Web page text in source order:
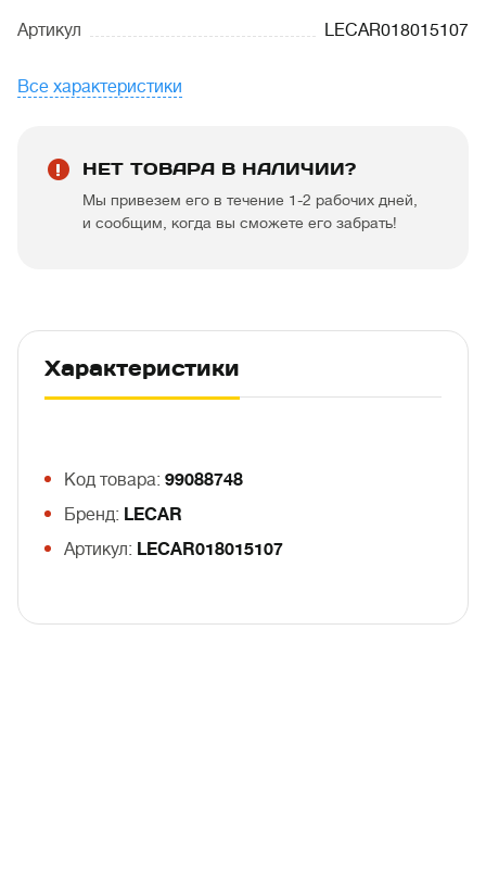
Артикул LECAR018015107
Все характеристики
НЕТ ТОВАРА В НАЛИЧИИ?
Мы привезем его в течение 1-2 рабочих дней,
и сообщим, когда вы сможете его забрать!
Характеристики
Код товара: 99088748
Бренд: LECAR
Артикул: LECAR018015107